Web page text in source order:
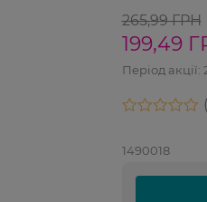
265,99 ГРН
199,49
Період акції:
1490018